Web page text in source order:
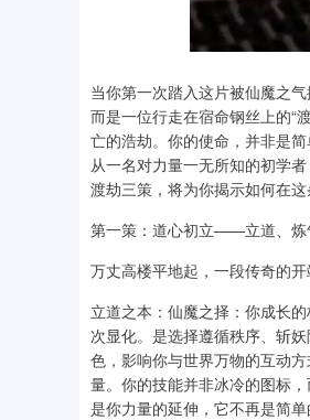
当你第一次踏入这片被仙魔之
而是一位行走在宿命钢丝上的“
亡的浩劫。你的使命，并非是
从一名对力量一无所知的初学
渡劫三策，将为你揭示如何在
第一策：道心初立——立道、炼
万丈高楼平地起，一段传奇的开
立道之本：仙魔之择：你成长
次显化。是选择遵循秩序、斩
色，影响你与世界万物的互动
量。你的技能并非冰冷的图标
是你力量的延伸，它不再是简
上证指数